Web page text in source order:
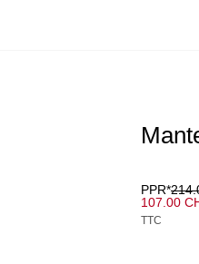
PPR*
107.00
TTC